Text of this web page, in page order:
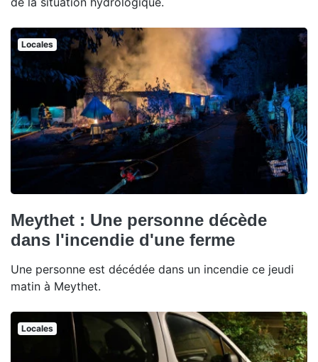
Locales
Meythet : Une personne décède
dans l'incendie d'une ferme
Une personne est décédée dans un incendie ce jeudi
matin à Meythet.
Locales